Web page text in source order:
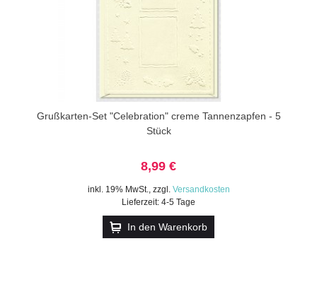
Grußkarten-Set "Celebration" creme Tannenzapfen - 5
Stück
8,99 €
inkl. 19% MwSt., zzgl. Versandkosten
Lieferzeit: 4-5 Tage
In den Warenkorb